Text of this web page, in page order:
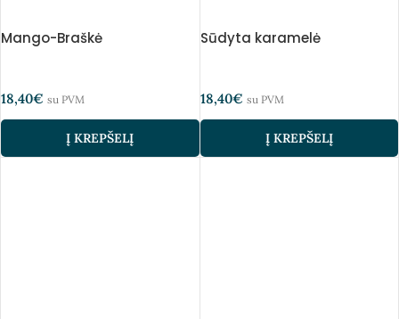
Mango-Braškė
18,40€ su PVM
Į KREPŠELĮ
Sūdyta karamelė
18,40€ su PVM
Į KREPŠELĮ